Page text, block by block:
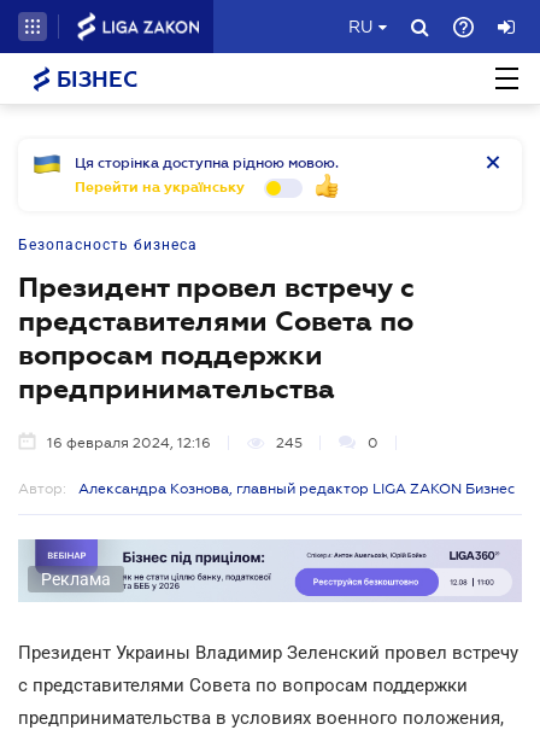
RU
БІЗНЕС
Ця сторінка доступна рідною мовою.
Перейти на українську
Безопасность бизнеса
Президент провел встречу с
представителями Совета по
вопросам поддержки
предпринимательства
16 февраля 2024, 12:16 245 0
Автор: Александра Кознова, главный редактор LIGA ZAKON Бизнес
Реклама
Президент Украины Владимир Зеленский провел встречу
с представителями Совета по вопросам поддержки
предпринимательства в условиях военного положения,